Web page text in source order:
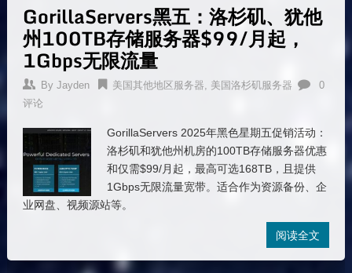
GorillaServers黑五：洛杉矶、犹他
州100TB存储服务器$99/月起，
1Gbps无限流量
By Jayden 美国其他地区服务器, 美国洛杉矶服务器
0
评论
GorillaServers 2025年黑色星期五促销活动：
洛杉矶和犹他州机房的100TB存储服务器优惠
和仅需$99/月起，最高可选168TB，且提供
1Gbps无限流量宽带。适合作为资源备份、企
业网盘、视频源站等。
阅读全文